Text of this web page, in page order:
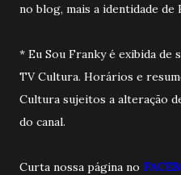
no blog, mais a identidade de
* Eu Sou Franky é exibida de
TV Cultura. Horários e
Cultura sujeitos a alteração
do canal.
Curta nossa página no